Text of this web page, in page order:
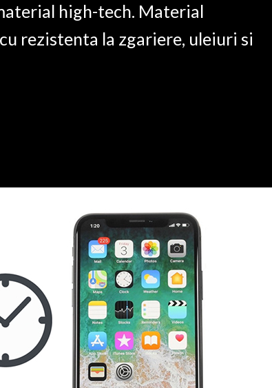
high-tech. Material
rezistenta la zgariere, uleiuri si